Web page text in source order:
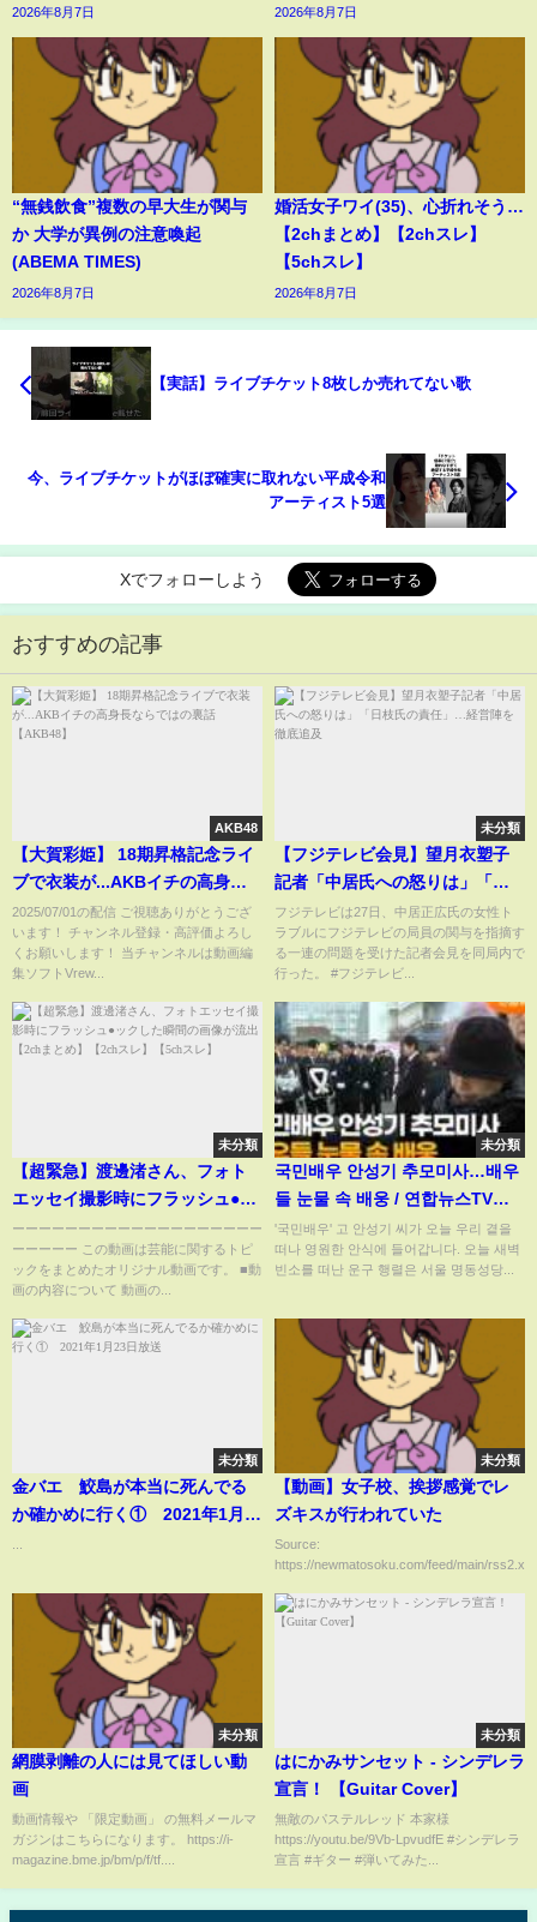
2026年8月7日 2026年8月7日
“無銭飲食”複数の早大生が関与
か 大学が異例の注意喚起
(ABEMA TIMES)
2026年8月7日
婚活女子ワイ(35)、心折れそう…
【2chまとめ】【2chスレ】
【5chスレ】
2026年8月7日
【実話】ライブチケット8枚しか売れてない歌
今、ライブチケットがほぼ確実に取れない平成令和
アーティスト5選
Xでフォローしよう
おすすめの記事
AKB48
【大賀彩姫】 18期昇格記念ライ
ブで衣装が...AKBイチの高身長
ならではの裏話 【AKB48】
2025/07/01の配信 ご視聴ありがとうござ
います！ チャンネル登録・高評価よろし
くお願いします！ 当チャンネルは動画編
集ソフトVrew...
未分類
【フジテレビ会見】望月衣塑子
記者「中居氏への怒りは」「日
枝氏の責任」…経営陣を徹底追
及
フジテレビは27日、中居正広氏の女性ト
ラブルにフジテレビの局員の関与を指摘す
る一連の問題を受けた記者会見を同局内で
行った。 #フジテレビ...
未分類
【超緊急】渡邊渚さん、フォト
エッセイ撮影時にフラッシュ●ッ
クした瞬間の画像が流出 【2ch
まとめ】【2chスレ】【5chス
レ】
ーーーーーーーーーーーーーーーーーーー
ーーーーー この動画は芸能に関するトピ
ックをまとめたオリジナル動画です。 ■動
画の内容について 動画の...
未分類
국민배우 안성기 추모미사…배우
들 눈물 속 배웅 / 연합뉴스TV
(YonhapnewsTV)
'국민배우' 고 안성기 씨가 오늘 우리 곁을
떠나 영원한 안식에 들어갑니다. 오늘 새벽
빈소를 떠난 운구 행렬은 서울 명동성당...
未分類
金バエ 鮫島が本当に死んでる
か確かめに行く① 2021年1月
未分類
【動画】女子校、挨拶感覚でレ
ズキスが行われていた
Source:
https://newmatosoku.com/feed/main/
未分類
網膜剥離の人には見てほしい動
画
動画情報や 「限定動画」 の無料メールマ
ガジンはこちらになります。 https://i-
magazine.bme.jp/bm/p/f/tf....
未分類
はにかみサンセット - シンデレラ
宣言！ 【Guitar Cover】
無敵のパステルレッド 本家様
https://youtu.be/9Vb-LpvudfE #シンデレラ
宣言 #ギター #弾いてみた...